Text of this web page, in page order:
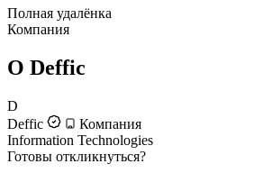
Полная удалёнка
Компания
О Deffic
D
Deffic
Компания
Information Technologies
Готовы откликнуться?